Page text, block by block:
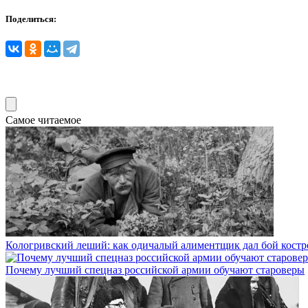
Поделиться:
Самое читаемое
Кологривский леший: как одичалый алиментщик дал бой
Почему лучший спецназ российской армии обучают староверы